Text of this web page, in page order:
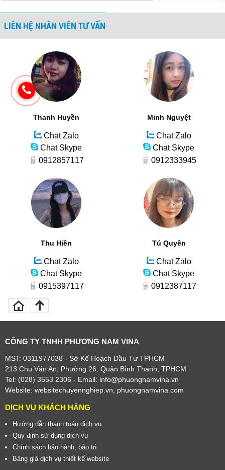
LIÊN HỆ NHÂN VIÊN TƯ VẤN
Thanh Huyền
Chat Zalo
Chat Skype
0912857117
Minh Nguyệt
Chat Zalo
Chat Skype
0912333945
Thu Hiền
Chat Zalo
Chat Skype
0915397117
Tú Quyên
Chat Zalo
Chat Skype
0912387117
CÔNG TY TNHH PHƯƠNG NAM VINA
MST: 0311977038 - Sở Kế Hoạch Đầu Tư TPHCM
213 Chu Văn An, Phường 26, Quận Bình Thạnh, TPHCM
Tel: (028) 3553 2306 - Email: info@phuongnamvina.vn
Website: websitechuyennghiep.vn phuongnamvina.com
DỊCH VỤ KHÁCH HÀNG
Hướng dẫn thanh toán dịch vụ
Quy định sử dụng dịch vụ
Chính sách bảo hành, bảo trì
Bảng giá dịch vụ thiết kế website